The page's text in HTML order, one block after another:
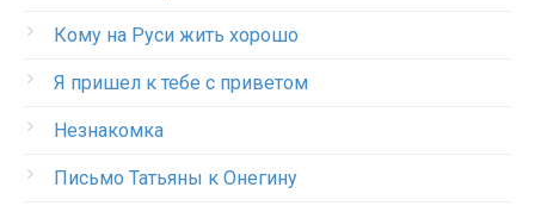
Кому на Руси жить хорошо
Я пришел к тебе с приветом
Незнакомка
Письмо Татьяны к Онегину